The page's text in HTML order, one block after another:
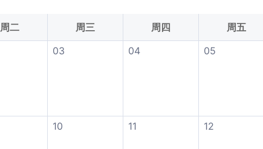
周二 周三 周四 周五
03 04 05
10 11 12